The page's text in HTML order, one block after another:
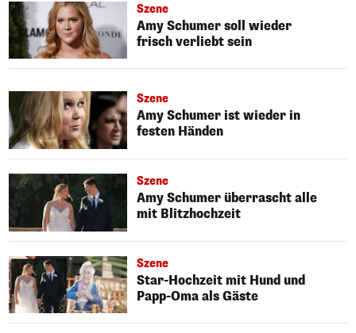
Szene
Amy Schumer soll wieder
frisch verliebt sein
Szene
Amy Schumer ist wieder in
festen Händen
Szene
Amy Schumer überrascht alle
mit Blitzhochzeit
Szene
Star-Hochzeit mit Hund und
Papp-Oma als Gäste